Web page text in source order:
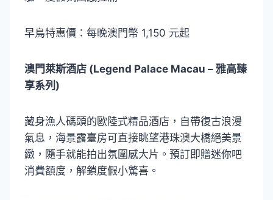
早鳥特惠價：每晚澳門幣 1,150 元起
澳門萊斯酒店 (Legend Palace Macau – 雅高臻
享系列)
藏身漁人碼頭的歐陸式精品酒店，自帶復古浪漫
氣息，海景露臺房可直接眺望港珠澳大橋絕美景
緻，隨手就能拍出氛圍感大片。預訂即贈迷你吧
消費額度，解鎖度假小驚喜。